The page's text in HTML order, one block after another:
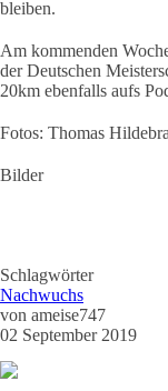
bleiben.
Am kommenden
der Deutschen
20km ebenfalls aufs
Fotos: Thomas
Bilder
Schlagwörter
Nachwuchs
von ameise747
02 September 2019